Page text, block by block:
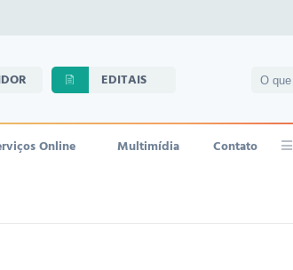
EDITAIS
Online Multimídia Contato